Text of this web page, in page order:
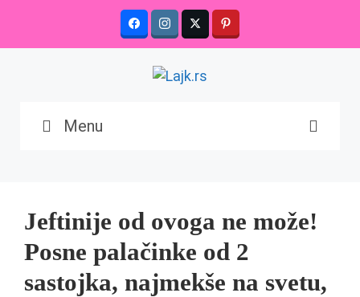
content
Menu
Jeftinije od ovoga ne može!
Posne palačinke od 2
sastojka, najmekše na svetu,